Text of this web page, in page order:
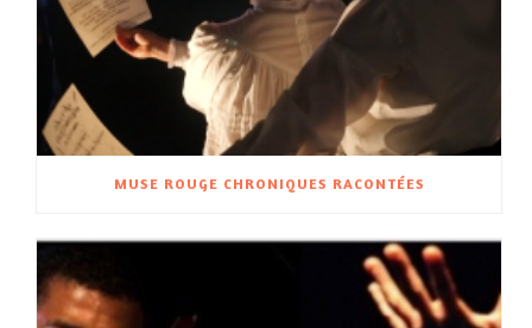
MUSE ROUGE CHRONIQUES RACONTÉES